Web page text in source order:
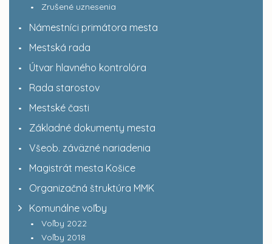
Zrušené uznesenia
Námestníci primátora mesta
Mestská rada
Útvar hlavného kontrolóra
Rada starostov
Mestské časti
Základné dokumenty mesta
Všeob. záväzné nariadenia
Magistrát mesta Košice
Organizačná štruktúra MMK
Komunálne voľby
Voľby 2022
Voľby 2018